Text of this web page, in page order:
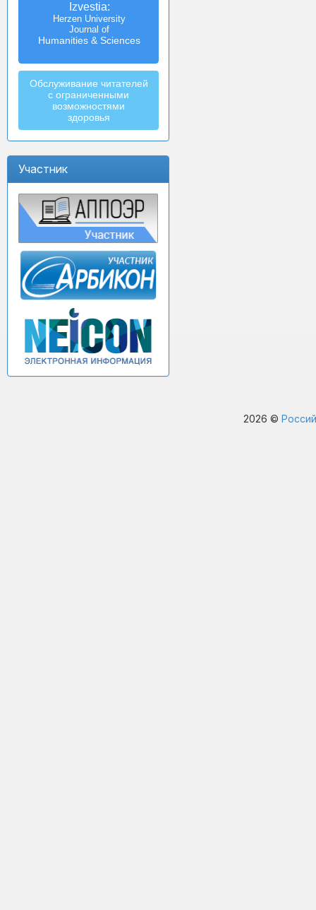
Izvestia:
Herzen University
Journal of
Humanities & Sciences
Обслуживание читателей
с ограниченными
возможностями
здоровья
Участник
2026 ©